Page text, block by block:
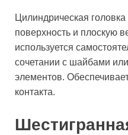
Цилиндрическая
поверхность и плоскую
используется
сочетании с шайбами
элементов.
контакта.